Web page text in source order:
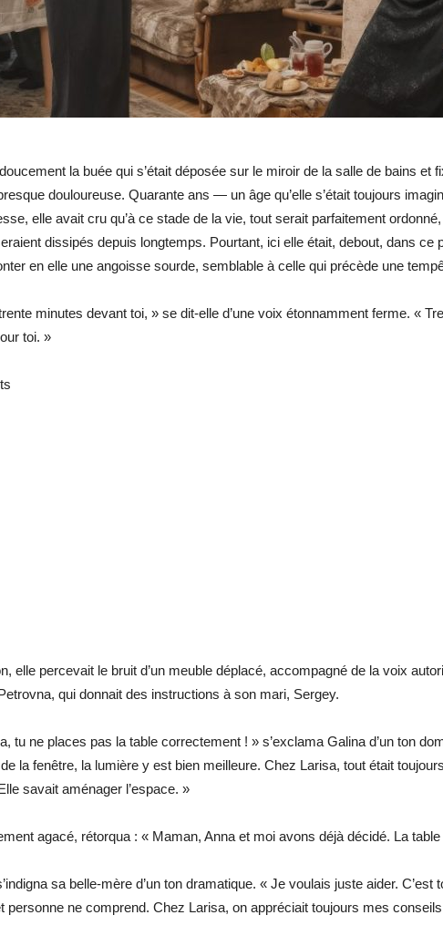
la buée qui s’était déposée sur le miroir de la salle de bains et
douloureuse. Quarante ans — un âge qu’elle s’était toujours
elle avait cru qu’à ce stade de la vie, tout serait parfaitement
dissipés depuis longtemps. Pourtant, ici elle était, debout, dans ce
en elle une angoisse sourde, semblable à celle qui précède une
minutes devant toi, » se dit-elle d’une voix étonnamment ferme. «
toi. »
elle percevait le bruit d’un meuble déplacé, accompagné de la voix
qui donnait des instructions à son mari, Sergey.
tu ne places pas la table correctement ! » s’exclama Galina d’un ton
la fenêtre, la lumière y est bien meilleure. Chez Larisa, tout était
savait aménager l’espace. »
agacé, rétorqua : « Maman, Anna et moi avons déjà décidé. La
sa belle-mère d’un ton dramatique. « Je voulais juste aider. C’est
personne ne comprend. Chez Larisa, on appréciait toujours mes